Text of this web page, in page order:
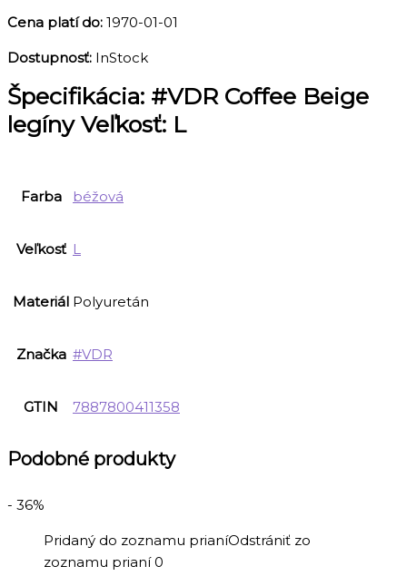
Cena platí do: 1970-01-01
Dostupnosť: InStock
Špecifikácia: #VDR Coffee Beige
legíny Veľkosť: L
Farba béžová
Veľkosť L
Materiál Polyuretán
Značka #VDR
GTIN 7887800411358
Podobné produkty
- 36%
Pridaný do zoznamu prianíOdstrániť zo
zoznamu prianí 0